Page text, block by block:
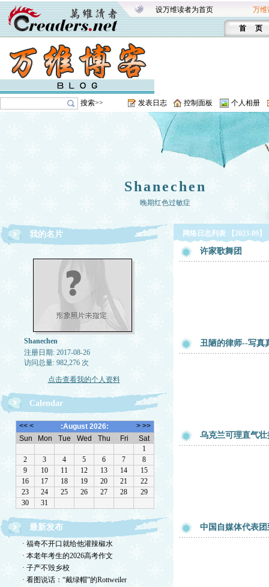
设万维读者为首页 万维
首 页
搜索>> 发表日志 控制面板 个人相册
Shanechen
晚期红色过敏症
我的名片
Shanechen
注册日期: 2017-08-26
访问总量: 982,276 次
点击查看我的个人资料
Calendar
最新发布
· 福奇不开口就给他灌辣椒水
· 本老年考生的2026高考作文
· 子产不毁乡校
· 看图说话：“戴绿帽”的Rottweiler
网络日志列表 【2023-09】
许家歌舞团
丑陋的律师--写真
乌克兰可理直气
中国自媒体代表